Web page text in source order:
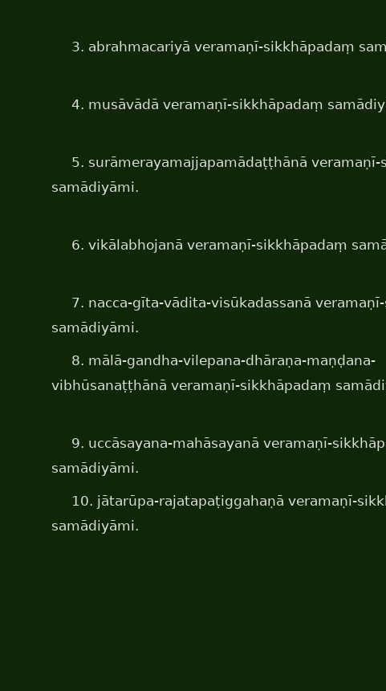
3. abrahmacariyā veramaṇī-sikkhāpadaṃ
4. musāvādā veramaṇī-sikkhāpadaṃ
5. surāmerayamajjapamādaṭṭhānā veramaṇī-
samādiyāmi.
6. vikālabhojanā veramaṇī-sikkhāpadaṃ
7. nacca-gīta-vādita-visūkadassanā
samādiyāmi.
8. mālā-gandha-vilepana-dhāraṇa-maṇḍana-
vibhūsanaṭṭhānā veramaṇī-sikkhāpadaṃ
9. uccāsayana-mahāsayanā veramaṇī-
samādiyāmi.
10. jātarūpa-rajatapaṭiggahaṇā veramaṇī-
samādiyāmi.